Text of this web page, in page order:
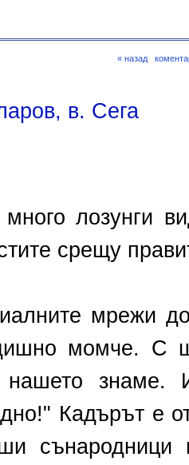
« назад
в. Сега
лозунги
срещу
мрежи
момче. С
нашето
Кадърът е
сънародници